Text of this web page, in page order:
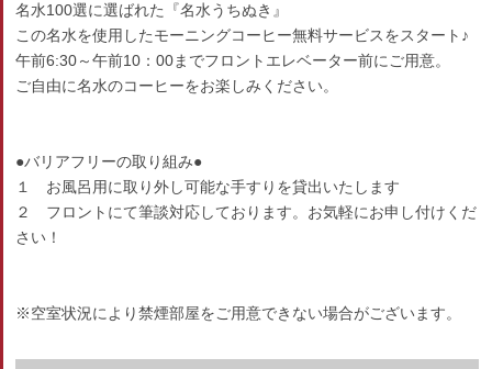
名水100選に選ばれた『名水うちぬき』
この名水を使用したモーニングコーヒー無料サービスをスタート♪
午前6:30～午前10：00までフロントエレベーター前にご用意。
ご自由に名水のコーヒーをお楽しみください。
●バリアフリーの取り組み●
１ お風呂用に取り外し可能な手すりを貸出いたします
２ フロントにて筆談対応しております。お気軽にお申し付けくだ
さい！
※空室状況により禁煙部屋をご用意できない場合がございます。